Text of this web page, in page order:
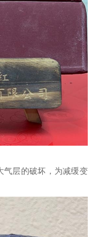
气层的破坏，为减缓变